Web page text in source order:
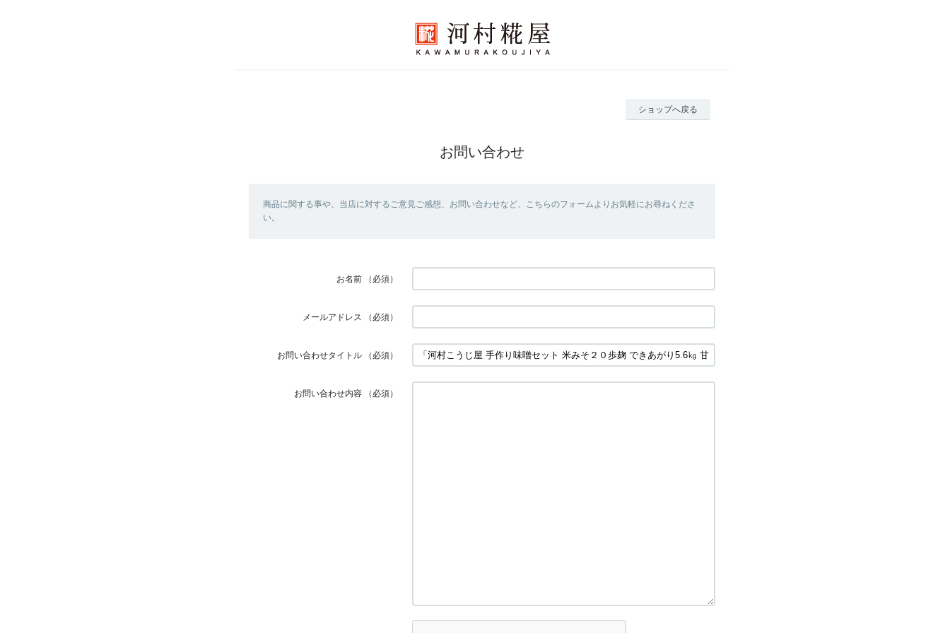
ショップへ戻る
お問い合わせ
商品に関する事や、当店に対するご意見ご感想、お問い合わせなど、こちらのフォームよりお気軽にお尋ねくださ
い。
お名前 （必須）
メールアドレス （必須）
お問い合わせタイトル （必須）
お問い合わせ内容 （必須）